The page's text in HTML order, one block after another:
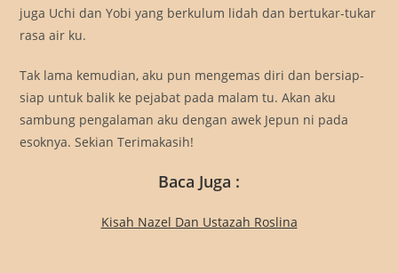
juga Uchi dan Yobi yang berkulum lidah dan bertukar-tukar
rasa air ku.
Tak lama kemudian, aku pun mengemas diri dan bersiap-
siap untuk balik ke pejabat pada malam tu. Akan aku
sambung pengalaman aku dengan awek Jepun ni pada
esoknya. Sekian Terimakasih!
Baca Juga :
Kisah Nazel Dan Ustazah Roslina